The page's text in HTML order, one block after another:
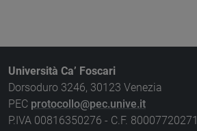
Università Ca’ Foscari
Dorsoduro 3246, 30123 Venezia
PEC protocollo@pec.unive.it
P.IVA 00816350276 - C.F. 80007720271